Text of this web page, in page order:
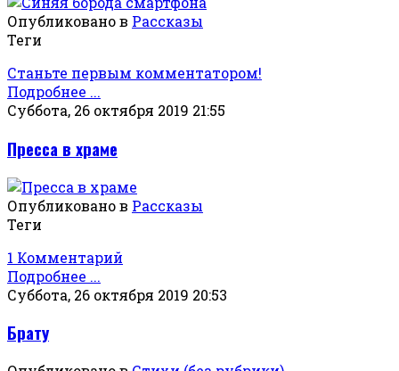
Опубликовано в Рассказы
Теги
Станьте первым комментатором!
Подробнее ...
Суббота, 26 октября 2019 21:55
Пресса в храме
Опубликовано в Рассказы
Теги
1 Комментарий
Подробнее ...
Суббота, 26 октября 2019 20:53
Брату